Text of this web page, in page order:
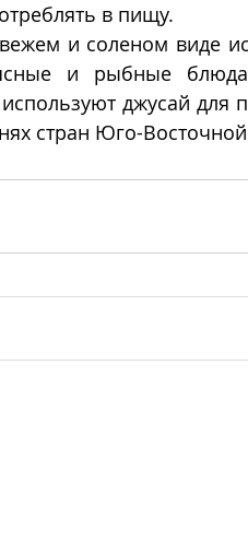
в пищу.
и соленом виде
и рыбные
джусай для
стран Юго-